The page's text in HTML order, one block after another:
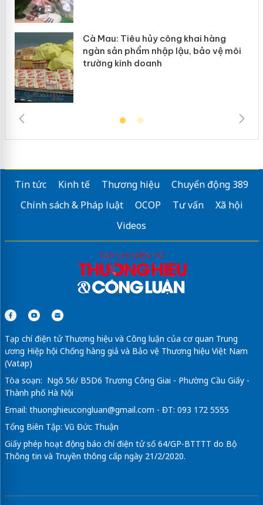
Cà Mau: Tiêu hủy công khai hàng
ngàn sản phẩm nhập lậu, bảo vệ môi
trường kinh doanh
Tin tức Kinh tế Thương hiệu
Chuyển động 389
Chính sách & Pháp luật
OCOP Tư vấn
Xã hội
Videos
Tạp chí điện tử Thương hiệu và Công luận của cơ quan Trung
ương Hiệp hội Chống hàng giả và Bảo vệ Thương hiệu Việt Nam
(Vatap)
Tòa soạn: Ngõ 56/ B5D6 Trương Công Giai - Phường Cầu Giấy -
Thành phố Hà Nội
Email: thuonghieucongluan@gmail.com - ĐT: 093 172 5555
Tổng Biên Tập: Vũ Đức Thuận
Giấy phép hoạt động báo chí điện tử số 64/GP-BTTTT do Bộ
Thông tin và Truyền thông cấp ngày 21/2/2020.